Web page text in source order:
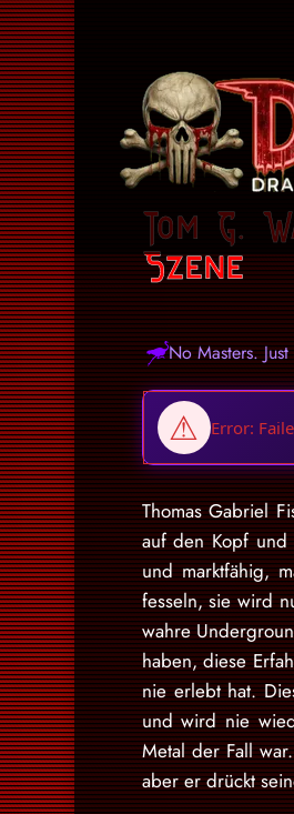
Tom G.
Szene
No Masters.
Thomas Gabriel
auf den Kopf und
und marktfähig,
fesseln, sie wird
wahre
haben, diese
nie erlebt hat.
und wird nie
Metal der Fall
aber er drückt